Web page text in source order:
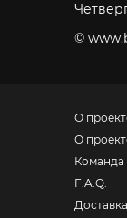
©
О
О
Команда
F.A.Q.